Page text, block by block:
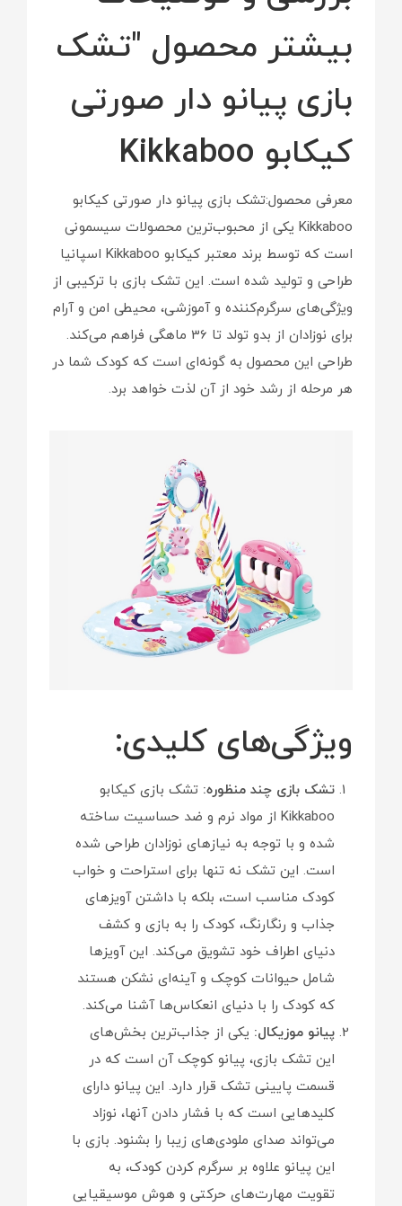
بیشتر محصول "تشک
بازی پیانو دار صورتی
کیکابو Kikkaboo
معرفی محصول:تشک بازی پیانو دار صورتی کیکابو
Kikkaboo یکی از محبوب‌ترین محصولات سیسمونی
است که توسط برند معتبر کیکابو Kikkaboo اسپانیا
طراحی و تولید شده است. این تشک بازی با ترکیبی از
ویژگی‌های سرگرم‌کننده و آموزشی، محیطی امن و آرام
برای نوزادان از بدو تولد تا 36 ماهگی فراهم می‌کند.
طراحی این محصول به گونه‌ای است که کودک شما در
هر مرحله از رشد خود از آن لذت خواهد برد.
ویژگی‌های کلیدی:
تشک بازی چند منظوره: تشک بازی کیکابو
Kikkaboo از مواد نرم و ضد حساسیت ساخته
شده و با توجه به نیازهای نوزادان طراحی شده
است. این تشک نه تنها برای استراحت و خواب
کودک مناسب است، بلکه با داشتن آویزهای
جذاب و رنگارنگ، کودک را به بازی و کشف
دنیای اطراف خود تشویق می‌کند. این آویزها
شامل حیوانات کوچک و آینه‌ای نشکن هستند
که کودک را با دنیای انعکاس‌ها آشنا می‌کند.
پیانو موزیکال: یکی از جذاب‌ترین بخش‌های
این تشک بازی، پیانو کوچک آن است که در
قسمت پایینی تشک قرار دارد. این پیانو دارای
کلیدهایی است که با فشار دادن آنها، نوزاد
می‌تواند صدای ملودی‌های زیبا را بشنود. بازی با
این پیانو علاوه بر سرگرم کردن کودک، به
تقویت مهارت‌های حرکتی و هوش موسیقیایی